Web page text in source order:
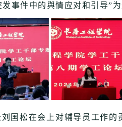
事件中的舆情应对和引导”
国松在会上对辅导员工作